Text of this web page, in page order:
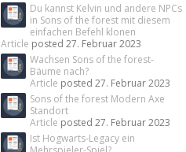
Du kannst Kelvin und andere NPCs
in Sons of the forest mit diesem
einfachen Befehl klonen
Article posted27. Februar 2023
Wachsen Sons of the forest-
Bäume nach?
Article posted27. Februar 2023
Sons of the forest Modern Axe
Standort
Article posted27. Februar 2023
Ist Hogwarts-Legacy ein